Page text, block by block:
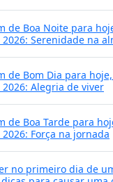
de Boa Noite para
Serenidade na
de Bom Dia para
Alegria de viver
de Boa Tarde para
Força na jornada
no primeiro dia de